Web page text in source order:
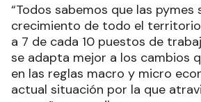
“Todos sabemos que las
crecimiento de todo el territorio
a 7 de cada 10 puestos de
se adapta mejor a los cambios
en las reglas macro y micro
actual situación por la que